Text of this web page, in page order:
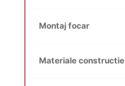
Montaj focar
Materiale constructie